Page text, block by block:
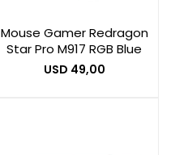
Mouse Gamer Redragon
Star Pro M917 RGB Blue
USD 49,00